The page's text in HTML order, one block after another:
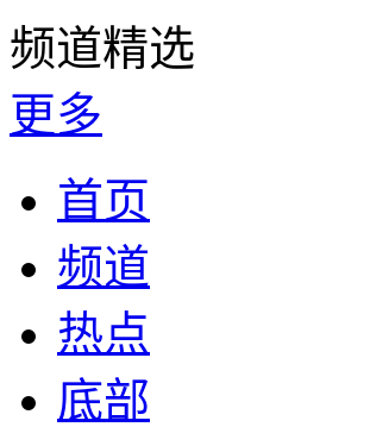
频道精选
更多
首页
频道
热点
底部